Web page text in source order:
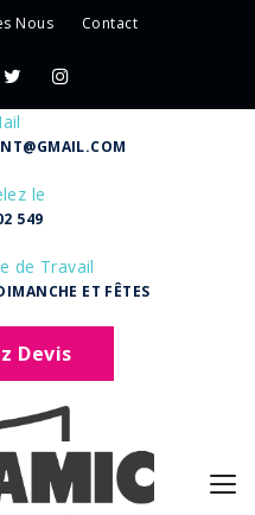
Nous Contact
le
549
de Travail
ET FÊTES
Devis